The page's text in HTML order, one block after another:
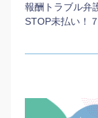
報酬トラブル弁
STOP未払い！